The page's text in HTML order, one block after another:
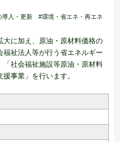
導入・更新 #環境・省エネ・再エネ
大に加え、原油・原材料価格の
祉法人等が行う省エネルギー
社会福祉施設等原油・原材料
事業」を行います。